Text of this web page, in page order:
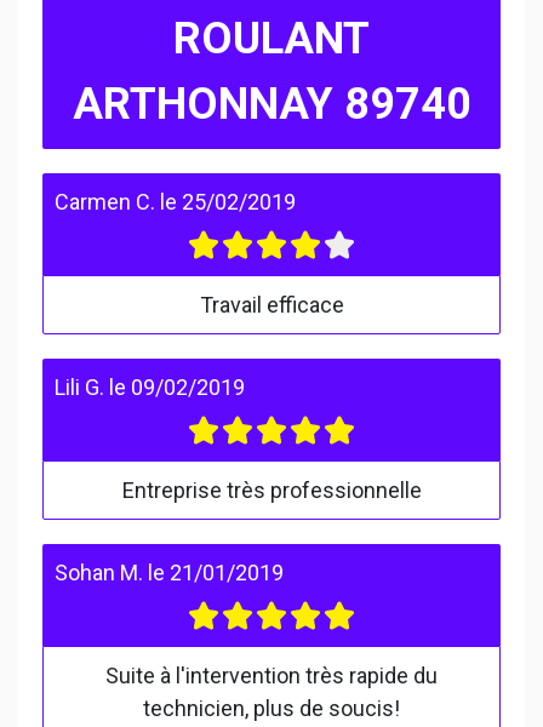
ROULANT
ARTHONNAY 89740
Carmen C. le 25/02/2019
Travail efficace
Lili G. le 09/02/2019
Entreprise très professionnelle
Sohan M. le 21/01/2019
Suite à l'intervention très rapide du
technicien, plus de soucis!